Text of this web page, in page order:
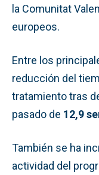
la Comunitat
europeos.
Entre los
reducción del
tratamiento tras
pasado de 12,9
También se ha
actividad del